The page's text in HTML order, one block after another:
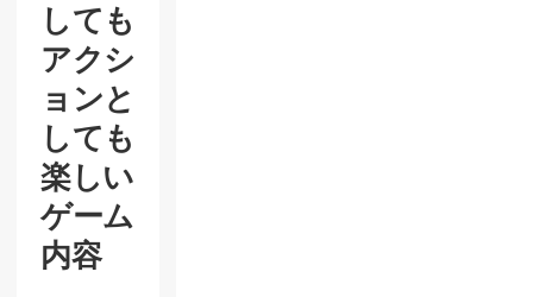
しても
アクシ
ョンと
しても
楽しい
ゲーム
内容